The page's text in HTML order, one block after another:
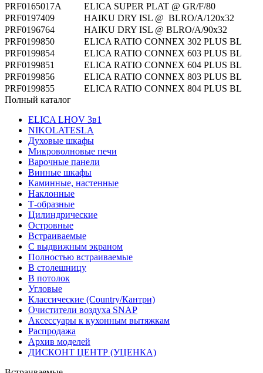
PRF0165017A
ELICA SUPER PLAT @ GR/F/80
PRF0197409
HAIKU DRY ISL @ BLRO/A/120x32
PRF0196764
HAIKU DRY ISL @ BLRO/A/90x32
PRF0199850
ELICA RATIO CONNEX 302 PLUS BL
PRF0199854
ELICA RATIO CONNEX 603 PLUS BL
PRF0199851
ELICA RATIO CONNEX 604 PLUS BL
PRF0199856
ELICA RATIO CONNEX 803 PLUS BL
PRF0199855
ELICA RATIO CONNEX 804 PLUS BL
Полный каталог
ELICA LHOV 3в1
NIKOLATESLA
Духовые шкафы
Микроволновые печи
Варочные панели
Винные шкафы
Каминные, настенные
Наклонные
Т-образные
Цилиндрические
Островные
Встраиваемые
С выдвижным экраном
Полностью встраиваемые
В столешницу
В потолок
Угловые
Классические (Country/Кантри)
Очистители воздуха SNAP
Аксессуары к кухонным вытяжкам
Распродажа
Архив моделей
ДИСКОНТ ЦЕНТР (УЦЕНКА)